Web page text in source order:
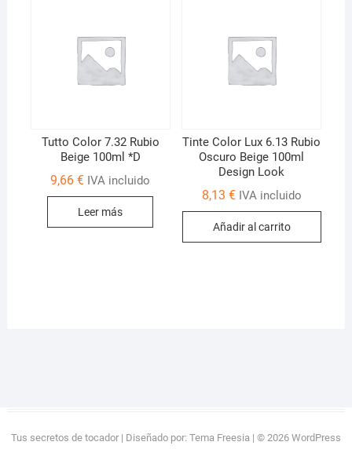
Tutto Color 7.32 Rubio
Beige 100ml *D
9,66€ IVA incluido
Leer más
Tinte Color Lux 6.13 Rubio
Oscuro Beige 100ml
Design Look
8,13 € IVA incluido
Añadir al carrito
Tus secretos de tocador| Diseñado por: Tema Freesia| © 2026 WordPress